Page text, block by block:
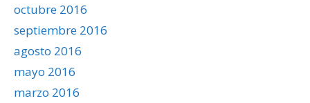
octubre 2016
septiembre 2016
agosto 2016
mayo 2016
marzo 2016